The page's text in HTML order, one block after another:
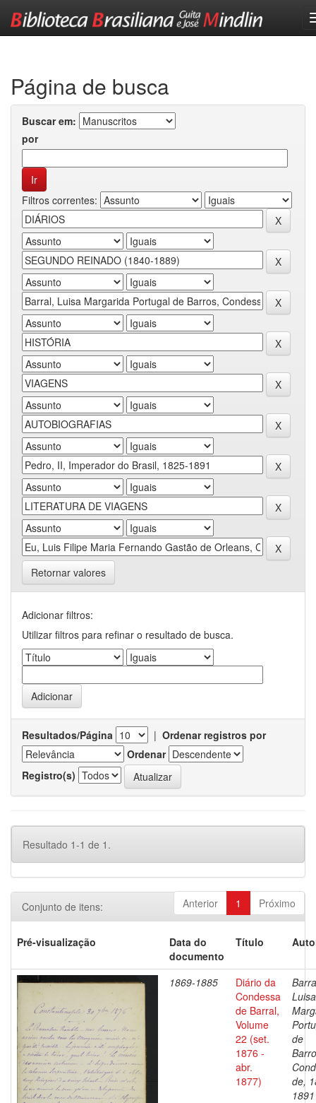
Página de busca
Buscar em:
por
Filtros correntes:
Retornar valores
Adicionar filtros:
Utilizar filtros para refinar o resultado de busca.
Resultados/Página | Ordenar registros por
Ordenar
Registro(s)
Resultado 1-1 de 1.
Anterior 1 Próximo
Conjunto de itens:
Pré-visualização
Data do
documento
Título
1869-1885
Diário da
Condessa
de Barral,
Volume
22 (set.
1876 -
abr.
1877)
Luisa
de
de,
1891